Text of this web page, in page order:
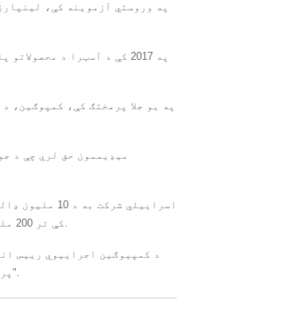
په وروستي آزموینه کې،
په 2017 کې د آسټرا د
په یو جلا پرمختګ کې، کمپوګین،
میډیممون حق لري چې د
اسراییلي
کې تر 200 ملیون ډالرو پورې د ترلاسه کولو وړ وي ، او همدارنګه د راتلونکي محصول پلور باندې امتیازات.
د کمپیوګین اجراییوي رییس
پرمختګونه وګټو ، پداسې حال کې چې موږ کلینیکي آزموینو ته زموږ مخکښ برنامو ته دوام ورکوو".